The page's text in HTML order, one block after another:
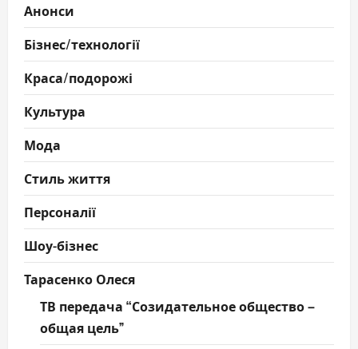
Анонси
Бізнес/технології
Краса/подорожі
Культура
Мода
Стиль життя
Персоналії
Шоу-бізнес
Тарасенко Олеся
ТВ передача “Созидательное общество –
общая цель”